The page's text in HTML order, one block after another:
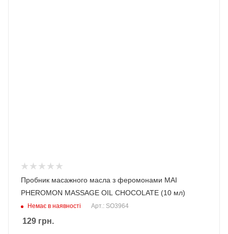
Пробник масажного масла з феромонами MAI
PHEROMON MASSAGE OIL CHOCOLATE (10 мл)
Немає в наявності Арт.: SO3964
129 грн.